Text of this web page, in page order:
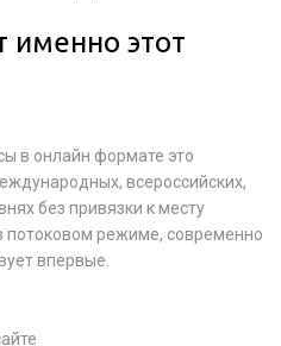
именно этот
в онлайн формате это
всероссийских,
без привязки к месту
потоковом режиме, современно
впервые.